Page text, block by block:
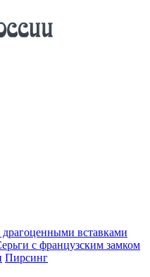
драгоценными вставками
с французским замком
Пирсинг